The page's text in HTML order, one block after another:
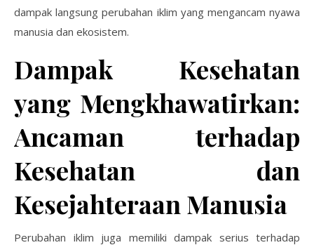
dampak langsung perubahan iklim yang mengancam nyawa
manusia dan ekosistem.
Dampak Kesehatan
yang Mengkhawatirkan:
Ancaman terhadap
Kesehatan dan
Kesejahteraan Manusia
Perubahan iklim juga memiliki dampak serius terhadap